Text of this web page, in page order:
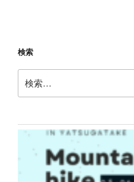
検索
索: